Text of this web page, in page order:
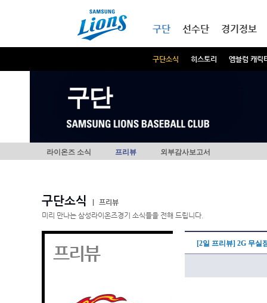
구단
구단소식 히스토리 엠블럼 캐릭
선수단 경기정보
구단
라이온즈 소식 프리뷰 외부감사보고서
구단소식
프리뷰
미리 만나는 삼성라이온즈경기 소식들을 전해 드립니다.
프리뷰 [2일 프리뷰] 2G 무실